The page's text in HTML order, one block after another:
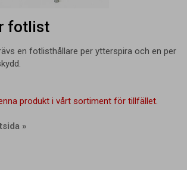
fotlist
en fotlisthållare per ytterspira och en per
produkt i vårt sortiment för tillfället.
»